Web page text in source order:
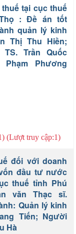
tại cục thuế
: Đề án tốt
quản lý kinh
Thị Thu Hiền;
Trần Quốc
Phạm Phương
(Lượt truy cập:1)
đối với doanh
đầu tư nước
thuế tỉnh Phú
văn Thạc sĩ.
Quản lý kinh
Tiến; Người
Hà